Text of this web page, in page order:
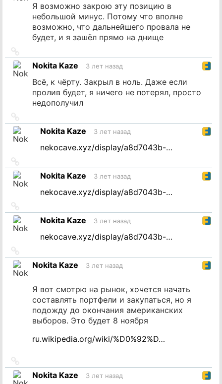
Я возможно закрою эту позицию в
небольшой минус. Потому что вполне
возможно, что дальнейшего провала не
будет, и я зашёл прямо на днище
на
источник
Nokita Kaze 3 лет назад
Всё, к чёрту. Закрыл в ноль. Даже если
пролив будет, я ничего не потерял, просто
недополучил
на
источникNokita Kaze 3 лет назад
nekocave.xyz/display/a8d7043b-…
на
источникNokita Kaze 3 лет назад
nekocave.xyz/display/a8d7043b-…
на
источникNokita Kaze 3 лет назад
nekocave.xyz/display/a8d7043b-…
на
источник
Nokita Kaze 3 лет назад
Я вот смотрю на рынок, хочется начать
составлять портфели и закупаться, но я
подожду до окончания американских
выборов. Это будет 8 ноября
ru.wikipedia.org/wiki/%D0%92%D…
на
источник
Nokita Kaze 3 лет назад